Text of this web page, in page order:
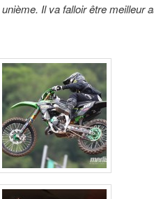
Il va falloir être meilleur